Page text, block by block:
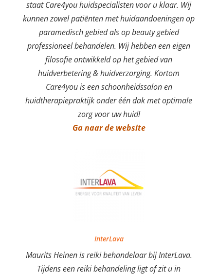
staat Care4you huidspecialisten voor u klaar. Wij
kunnen zowel patiënten met huidaandoeningen op
paramedisch gebied als op beauty gebied
professioneel behandelen. Wij hebben een eigen
filosofie ontwikkeld op het gebied van
huidverbetering & huidverzorging. Kortom
Care4you is een schoonheidssalon en
huidtherapiepraktijk onder één dak met optimale
zorg voor uw huid!
Ga naar de website
InterLava
Maurits Heinen is reiki behandelaar bij InterLava.
Tijdens een reiki behandeling ligt of zit u in